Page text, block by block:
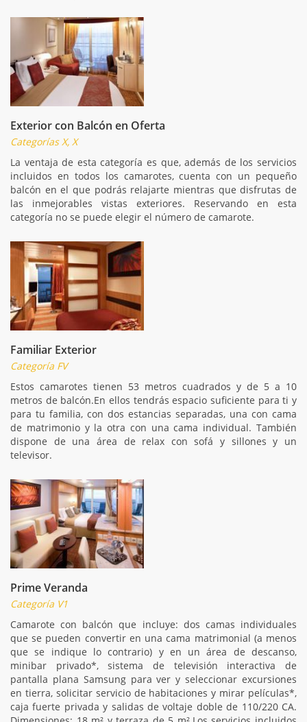
Exterior con Balcón en Oferta
Categorías X, X
La ventaja de esta categoría es que, además de los servicios
incluidos en todos los camarotes, cuenta con un pequeño
balcón en el que podrás relajarte mientras que disfrutas de
las inmejorables vistas exteriores. Reservando en esta
categoría no se puede elegir el número de camarote.
Familiar Exterior
Categoría FV
Estos camarotes tienen 53 metros cuadrados y de 5 a 10
metros de balcón.En ellos tendrás espacio suficiente para ti y
para tu familia, con dos estancias separadas, una con cama
de matrimonio y la otra con una cama individual. También
dispone de una área de relax con sofá y sillones y un
televisor.
Prime Veranda
Categoría V1
Camarote con balcón que incluye: dos camas individuales
que se pueden convertir en una cama matrimonial (a menos
que se indique lo contrario) y en un área de descanso,
minibar privado*, sistema de televisión interactiva de
pantalla plana Samsung para ver y seleccionar excursiones
en tierra, solicitar servicio de habitaciones y mirar películas*,
caja fuerte privada y salidas de voltaje doble de 110/220 CA.